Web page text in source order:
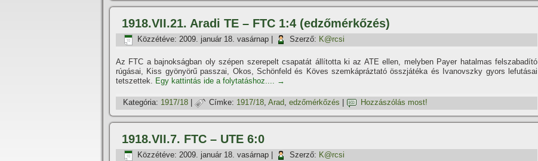
1918.VII.21. Aradi TE – FTC 1:4 (edzőmérkőzés)
Közzétéve: 2009. január 18. vasárnap Szerző: K@rcsi
Az FTC a bajnokságban oly szépen szerepelt csapatát állí­totta ki az ATE ellen, melyben Payer hatalmas felszabadí­tó
rúgásai, Kiss gyönyörű passzai, Okos, Schönfeld és Köves szemkápráztató összjátéka és Ivanovszky gyors lefutásai
tetszettek. Egy kattintás ide a folytatáshoz.... →
Kategória: 1917/18 Címke: 1917/18, Arad, edzőmérkőzés Hozzászólás most!
1918.VII.7. FTC – UTE 6:0
Közzétéve: 2009. január 18. vasárnap Szerző: K@rcsi